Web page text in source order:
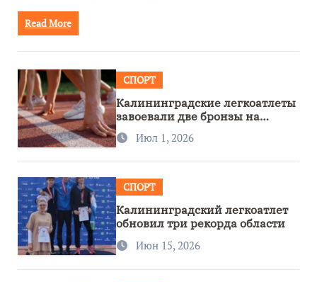
Read More
СПОРТ
Калининградские легкоатлеты
завоевали две бронзы на
первенстве России
Июл 1, 2026
СПОРТ
Калининградский легкоатлет
обновил три рекорда области
Июн 15, 2026